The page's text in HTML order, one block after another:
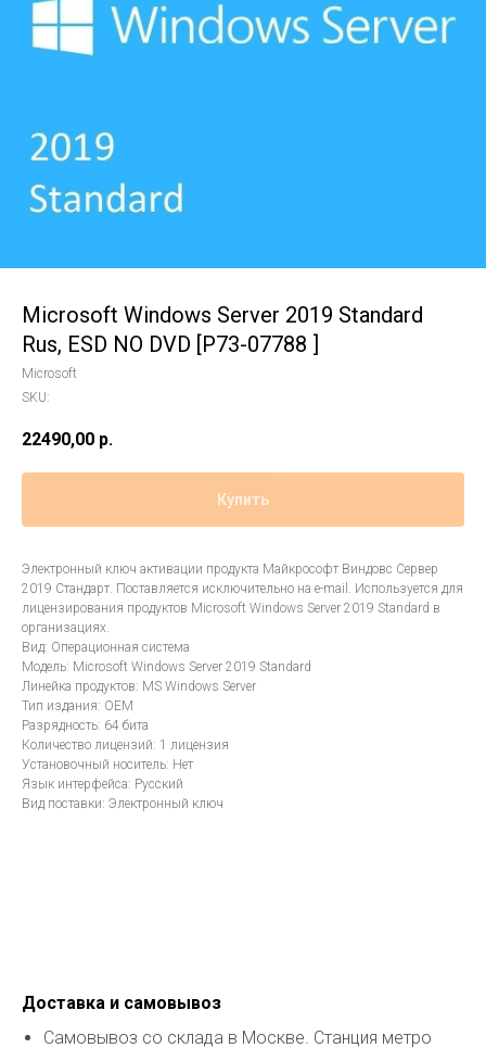
Microsoft Windows Server 2019 Standard
Rus, ESD NO DVD [P73-07788 ]
Microsoft
SKU:
22490,00 р.
Купить
Электронный ключ активации продукта Майкрософт Виндовс Сервер
2019 Стандарт. Поставляется исключительно на e-mail. Используется для
лицензирования продуктов Microsoft Windows Server 2019 Standard в
организациях.
Вид: Операционная система
Модель: Microsoft Windows Server 2019 Standard
Линейка продуктов: MS Windows Server
Тип издания: OEM
Разрядность: 64 бита
Количество лицензий: 1 лицензия
Установочный носитель: Нет
Язык интерфейса: Русский
Вид поставки: Электронный ключ
Доставка и самовывоз
Самовывоз со склада в Москве. Станция метро